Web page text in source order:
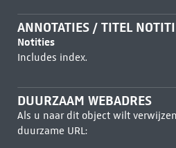
ANNOTATIES / TITEL
Notities
Includes index.
DUURZAAM WEBADRES
Als u naar dit object wilt
duurzame URL: